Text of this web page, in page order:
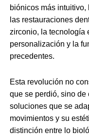
biónicos más
las restauraciones
zirconio, la tecnología
personalización y la
precedentes.
Esta revolución no
que se perdió, sino
soluciones que se
movimientos y su
distinción entre lo